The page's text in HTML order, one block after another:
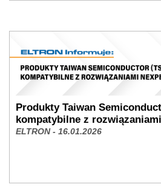
Produkty Taiwan
kompatybilne z
ELTRON - 16.01.2026